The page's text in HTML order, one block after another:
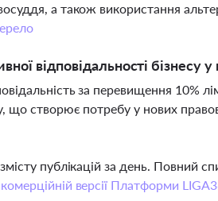
а також використання
відповідальності бізнесу у
за перевищення 10%
що створює потребу у нових
публікацій за день. Повний
комерційній версії Платформи